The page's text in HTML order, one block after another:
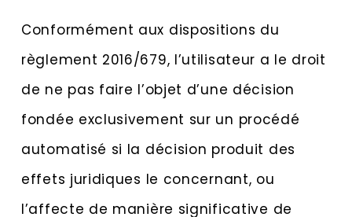
Conformément aux dispositions du
règlement 2016/679, l’utilisateur a le droit
de ne pas faire l’objet d’une décision
fondée exclusivement sur un procédé
automatisé si la décision produit des
effets juridiques le concernant, ou
l’affecte de manière significative de